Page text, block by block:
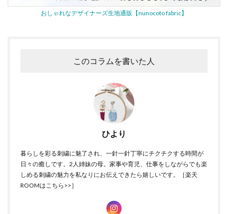
おしゃれなデザイナーズ生地通販【nunocoto fabric】
このコラムを書いた人
ひより
暮らしを彩る刺繍に魅了され、一針一針丁寧にチクチクする時間が
日々の癒しです。2人姉妹の母。家事や育児、仕事をしながらでも楽
しめる刺繍の魅力を私なりにお伝えできたら嬉しいです。［楽天
ROOMはこちら>> ］